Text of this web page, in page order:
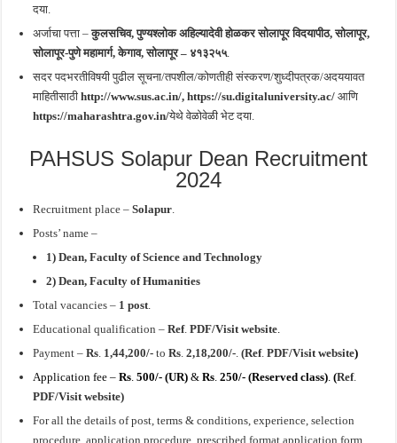
दया.
अर्जाचा पत्ता –कुलसचिव,पुण्यश्लोक अहिल्यादेवी होळकर सोलापूर विदयापीठ, सोलापूर,
सोलापूर-पुणे महामार्ग, केगाव, सोलापूर – ४१३२५५
सदर पदभरतीविषयी पुढील सूचना/तपशील/कोणतीही संस्करण/शुध्दीपत्रक/अदययावत
माहितीसाठीhttp://www.sus.ac.in/, https://su.digitaluniversity.ac/आणि
https://maharashtra.gov.in/येथे वेळोवेळी भेट दया.
PAHSUS Solapur Dean Recruitment
2024
Recruitment place –Solapur
Posts’ name –
1) Dean, Faculty of Science and Technology
2) Dean, Faculty of Humanities
Total vacancies – 1 post
Educational qualification –Ref.PDF/Visit website
Payment –Rs 1,44,200/- toRs .2,18,200/- .(Ref.PDF/Visit website)
Application fee –Rs .500/- (UR) &Rs .250/- (Reserved class) .(Ref.
PDF/Visit website)
For all the details of post, terms & conditions, experience, selection
procedure, application procedure, prescribed format application form,